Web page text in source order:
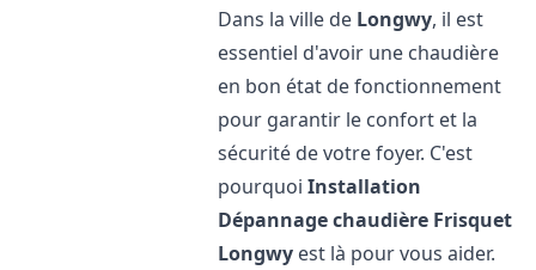
Dans la ville de Longwy, il est
essentiel d'avoir une chaudière
en bon état de fonctionnement
pour garantir le confort et la
sécurité de votre foyer. C'est
pourquoiInstallation
Dépannage chaudière Frisquet
Longwy est là pour vous aider.